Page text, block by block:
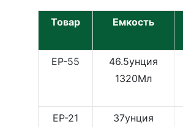
Товар Емкость
EP-55
46.5унция
1320Мл
EP-21
37унция